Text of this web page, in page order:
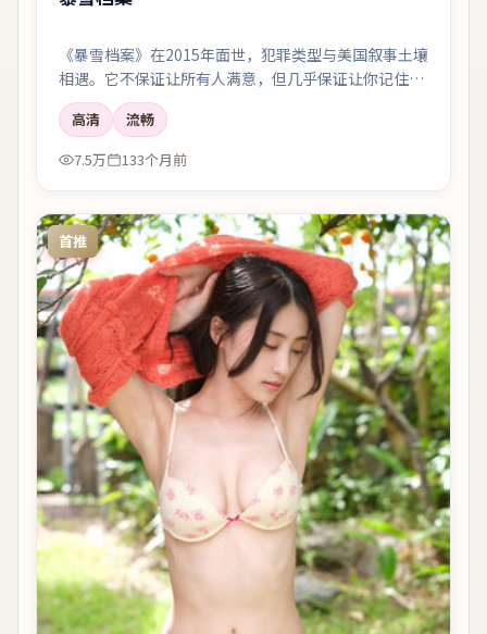
《暴雪档案》在2015年面世，犯罪类型与美国叙事土壤
相遇。它不保证让所有人满意，但几乎保证让你记住一
两个镜头、一两句对白，以及散场后心里那点挥之不去
的回声。
高清
流畅
7.5万
133个月前
首推